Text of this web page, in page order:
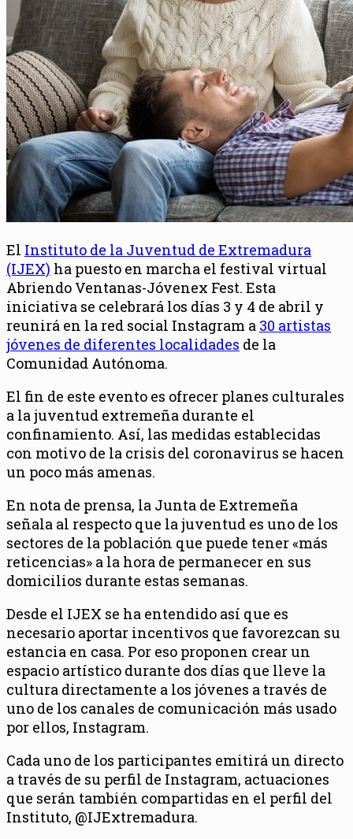
El Instituto de la Juventud de Extremadura
(IJEX) ha puesto en marcha el festival virtual
Abriendo Ventanas-Jóvenex Fest. Esta
iniciativa se celebrará los días 3 y 4 de abril y
reunirá en la red social Instagram a 30 artistas
jóvenes de diferentes localidades de la
Comunidad Autónoma.
El fin de este evento es ofrecer planes culturales
a la juventud extremeña durante el
confinamiento. Así, las medidas establecidas
con motivo de la crisis del coronavirus se hacen
un poco más amenas.
En nota de prensa, la Junta de Extremeña
señala al respecto que la juventud es uno de los
sectores de la población que puede tener «más
reticencias» a la hora de permanecer en sus
domicilios durante estas semanas.
Desde el IJEX se ha entendido así que es
necesario aportar incentivos que favorezcan su
estancia en casa. Por eso proponen crear un
espacio artístico durante dos días que lleve la
cultura directamente a los jóvenes a través de
uno de los canales de comunicación más usado
por ellos, Instagram.
Cada uno de los participantes emitirá un directo
a través de su perfil de Instagram, actuaciones
que serán también compartidas en el perfil del
Instituto, @IJExtremadura.